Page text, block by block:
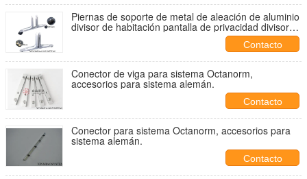
Piernas de soporte de metal de aleación de aluminio
divisor de habitación pantalla de privacidad divisor
Contacto
Conector de viga para sistema Octanorm,
accesorios para sistema alemán.
Contacto
Conector para sistema Octanorm, accesorios para
sistema alemán.
Contacto